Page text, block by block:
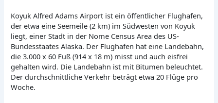
Koyuk Alfred Adams Airport ist ein öffentlicher Flughafen,
der etwa eine Seemeile (2 km) im Südwesten von Koyuk
liegt, einer Stadt in der Nome Census Area des US-
Bundesstaates Alaska. Der Flughafen hat eine Landebahn,
die 3.000 x 60 Fuß (914 x 18 m) misst und auch eisfrei
gehalten wird. Die Landebahn ist mit Bitumen beleuchtet.
Der durchschnittliche Verkehr beträgt etwa 20 Flüge pro
Woche.